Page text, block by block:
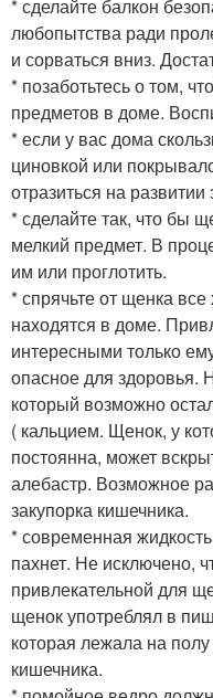
* сделайте балкон
любопытства ради
и сорваться вниз.
* позаботьтесь о том,
предметов в доме.
* если у вас дома
циновкой или
отразиться на
* сделайте так, что бы
мелкий предмет. В
им или проглотить.
* спрячьте от щенка
находятся в доме.
интересными только
опасное для здоровья.
который возможно
( кальцием. Щенок, у
постоянна, может
алебастр. Возможное
закупорка кишечника.
* современная
пахнет. Не исключено,
привлекательной для
щенок употреблял в
которая лежала на полу
кишечника.